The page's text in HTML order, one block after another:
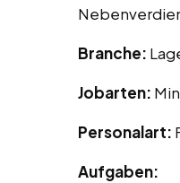
Branche:
Jobarten:
Personalart:
Aufgaben: